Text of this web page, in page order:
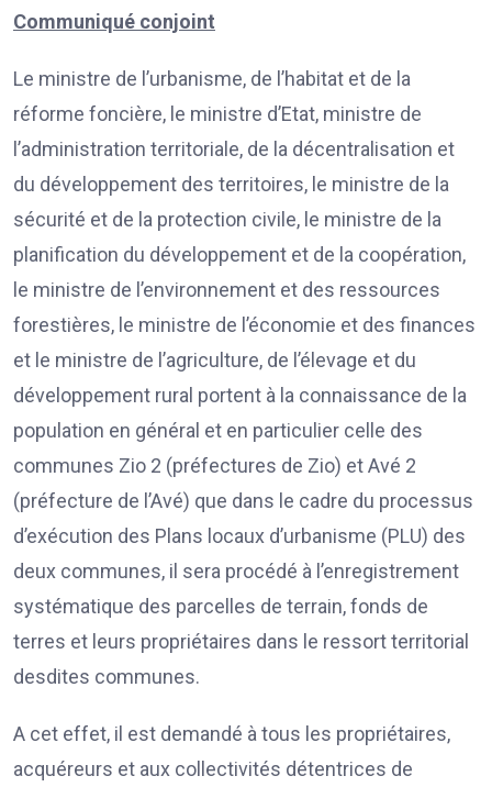
Communiqué conjoint
Le ministre de l’urbanisme, de l’habitat et de la
réforme foncière, le ministre d’Etat, ministre de
l’administration territoriale, de la décentralisation et
du développement des territoires, le ministre de la
sécurité et de la protection civile, le ministre de la
planification du développement et de la coopération,
le ministre de l’environnement et des ressources
forestières, le ministre de l’économie et des finances
et le ministre de l’agriculture, de l’élevage et du
développement rural portent à la connaissance de la
population en général et en particulier celle des
communes Zio 2 (préfectures de Zio) et Avé 2
(préfecture de l’Avé) que dans le cadre du processus
d’exécution des Plans locaux d’urbanisme (PLU) des
deux communes, il sera procédé à l’enregistrement
systématique des parcelles de terrain, fonds de
terres et leurs propriétaires dans le ressort territorial
desdites communes.
A cet effet, il est demandé à tous les propriétaires,
acquéreurs et aux collectivités détentrices de